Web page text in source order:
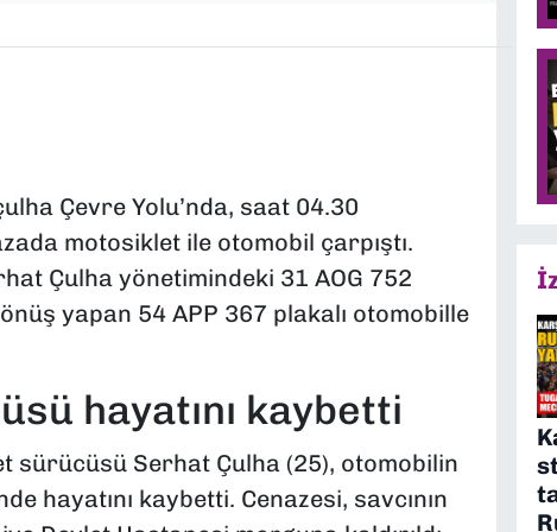
Çevre Yolu’nda, saat 04.30
motosiklet ile otomobil çarpıştı.
Çulha yönetimindeki 31 AOG 752
yapan 54 APP 367 plakalı otomobille
hayatını kaybetti
sürücüsü Serhat Çulha (25), otomobilin
hayatını kaybetti. Cenazesi, savcının